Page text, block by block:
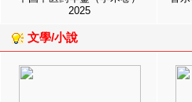
2025
文學/小說